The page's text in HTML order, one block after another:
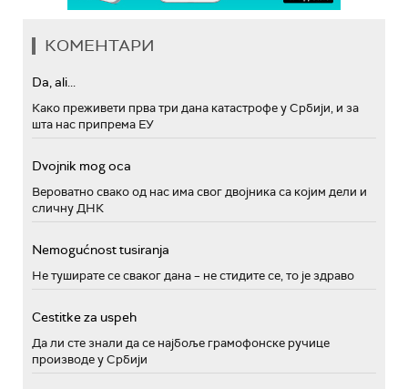
КОМЕНТАРИ
Da, ali...
Како преживети прва три дана катастрофе у Србији, и за
шта нас припрема ЕУ
Dvojnik mog oca
Вероватно свако од нас има свог двојника са којим дели и
сличну ДНК
Nemogućnost tusiranja
Не туширате се сваког дана – не стидите се, то је здраво
Cestitke za uspeh
Да ли сте знали да се најбоље грамофонске ручице
производе у Србији